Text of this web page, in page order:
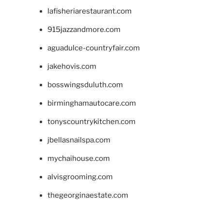
lafisheriarestaurant.com
915jazzandmore.com
aguadulce-countryfair.com
jakehovis.com
bosswingsduluth.com
birminghamautocare.com
tonyscountrykitchen.com
jbellasnailspa.com
mychaihouse.com
alvisgrooming.com
thegeorginaestate.com